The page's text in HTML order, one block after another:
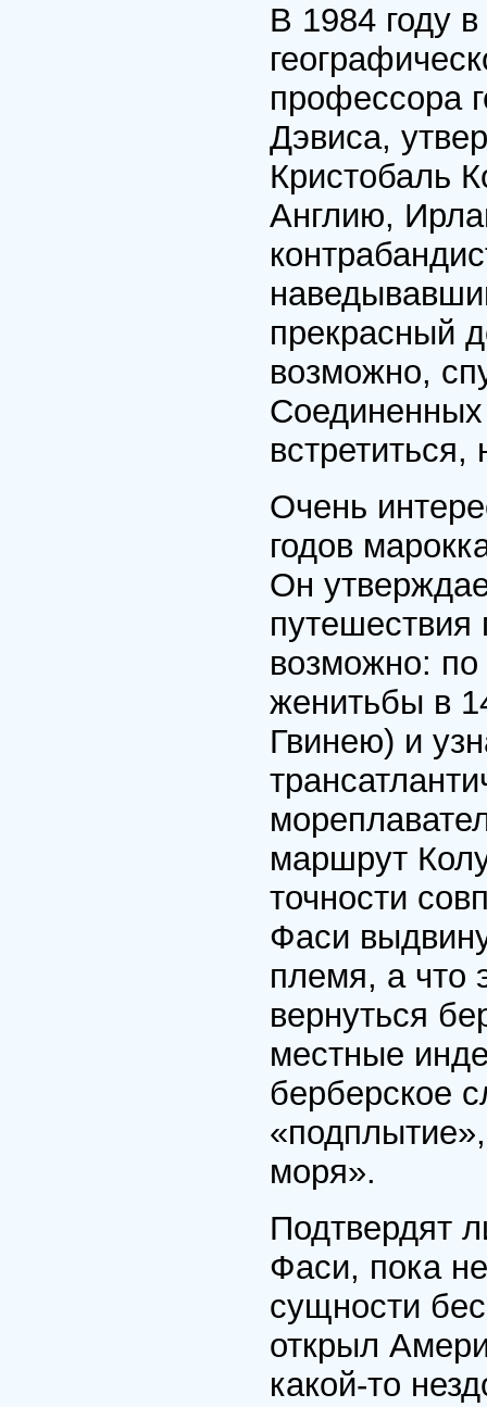
В 1984 году
профессо­ра
Дэвиса,
Кристобаль
Англию,
прекрасный
возможно,
встретиться,
Очень
годов
Он
путешест­вия
возможно:
женитьбы в
Гвинею) и
маршрут
точности
Фаси
племя, а что
вернуться
местные
берберское
моря».
Подтвердят
Фаси, пока
сущности
открыл
какой-то